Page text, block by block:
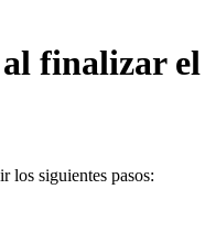
finalizar el
los siguientes pasos: